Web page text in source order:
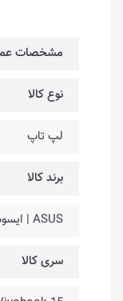
مشخصات
نوع کالا
لپ تاپ
برند کالا
ASUS | ایسوس
سری کالا